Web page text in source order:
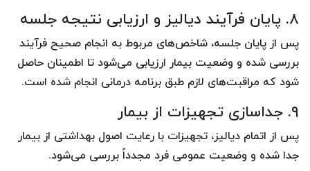
۸. پایان فرآیند دیالیز و ارزیابی نتیجه جلسه
پس از پایان جلسه، شاخص‌های مربوط به انجام صحیح فرآیند
بررسی شده و وضعیت بیمار ارزیابی می‌شود تا اطمینان حاصل
شود که مراقبت‌های لازم طبق برنامه درمانی انجام شده است.
۹. جداسازی تجهیزات از بیمار
پس از اتمام دیالیز، تجهیزات با رعایت اصول بهداشتی از بیمار
جدا شده و وضعیت عمومی فرد مجدداً بررسی می‌شود.